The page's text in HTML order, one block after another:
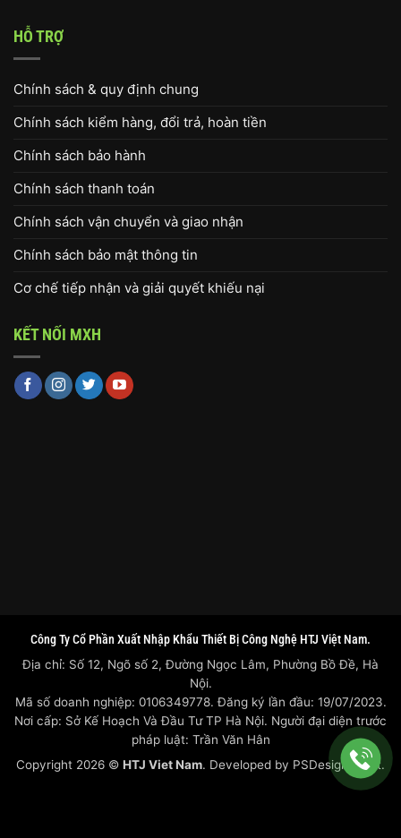
HỖ TRỢ
Chính sách & quy định chung
Chính sách kiểm hàng, đổi trả, hoàn tiền
Chính sách bảo hành
Chính sách thanh toán
Chính sách vận chuyển và giao nhận
Chính sách bảo mật thông tin
Cơ chế tiếp nhận và giải quyết khiếu nại
KẾT NỐI MXH
Công Ty Cổ Phần Xuất Nhập Khẩu Thiết Bị Công Nghệ HTJ Việt Nam.
Địa chỉ: Số 12, Ngõ số 2, Đường Ngọc Lâm, Phường Bồ Đề, Hà
Nội.
Mã số doanh nghiệp: 0106349778. Đăng ký lần đầu: 19/07/2023.
Nơi cấp: Sở Kế Hoạch Và Đầu Tư TP Hà Nội. Người đại diện trước
pháp luật: Trần Văn Hân
Copyright 2026 © HTJ Viet Nam. Developed by PSDesigner.net.